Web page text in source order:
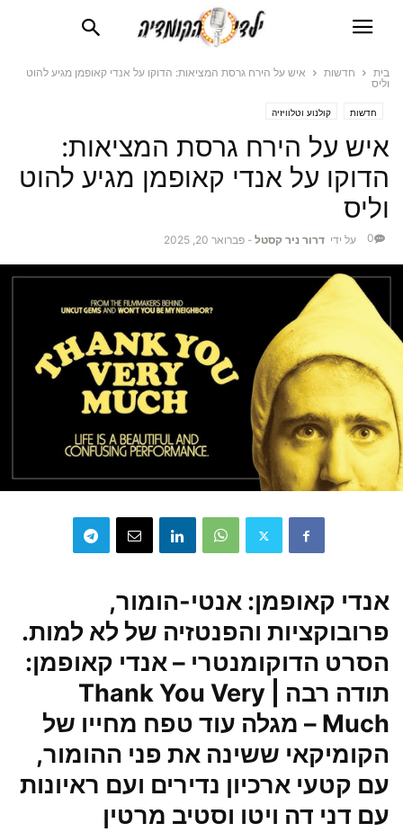
בית חדשות
איש על הירח גרסת המציאות: הדוקו על אנדי קאופמן מגיע להוט
וליס
חדשות קולנוע וטלוויזיה
איש על הירח גרסת המציאות:
הדוקו על אנדי קאופמן מגיע להוט
וליס
על ידי דרור ניר קסטל - פברואר 20, 2025 0
אנדי קאופמן: אנטי-הומור,
פרובוקציות והפנטזיה של לא למות.
הסרט הדוקומנטרי –אנדי קאופמן:
תודה רבה | Thank You Very
Much – מגלה עוד טפח מחייו של
הקומיקאי ששינה את פני ההומור,
עם קטעי ארכיון נדירים ועם ראיונות
עם דני דה ויטו וסטיב מרטין